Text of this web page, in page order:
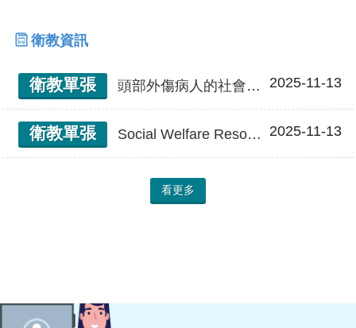
衛教資訊
衛教單張 頭部外傷病人的社會福利資源 2025-11-13
衛教單張 Social Welfare Resources for Patients of Head Injury 頭部外傷病人的社會福利資源 2025-11-13
看更多